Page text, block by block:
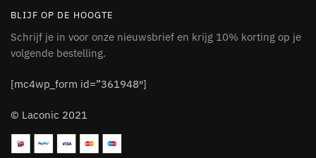
BLIJF OP DE HOOGTE
Schrijf je in voor onze nieuwsbrief en krijg 10% korting op je
volgende bestelling.
[mc4wp_form id=”361948″]
© Laconic 2021